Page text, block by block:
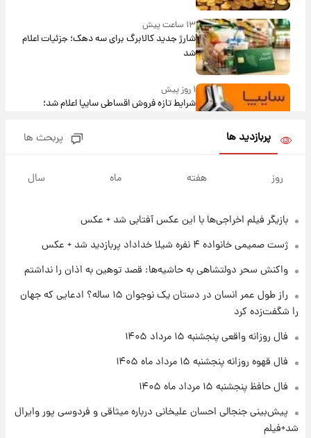
۱۳ ساعت پیش
شارژ جدید کالابرگ برای سه دهک؛ جزئیات اعلام
شد
۱ روز پیش
شرایط تازه فروش اقساطی سایپا اعلام شد؛
قیمت سکه و طلا فردا
۱۹ ساعت پیش
فال قهوه روزانه پنجشنبه ۱۵ مرداد ماه ۱۴۰۵
فال روزانه واقعی پنجشنبه ۱۵ مرداد ۱۴۰۵
۱ روز پیش
پربازدید ها پربحث ها
روز هفته ماه سال
بازیگر فیلم اخراجی‌ها با این عکس آفتابی شد + عکس
ژست صمیمی خانواده ۴ نفره شیلا خداداد پربازدید شد + عکس
واکنش سحر دولتشاهی به حاشیه‌ها: قصد توهین به اذان را نداشتم
راز طول عمر انسان در دستان یک نوجوان ۱۵ ساله؟ ادعایی که جهان
را شگفت‌زده کرد
فال روزانه واقعی پنجشنبه ۱۵ مرداد ۱۴۰۵
فال قهوه روزانه پنجشنبه ۱۵ مرداد ماه ۱۴۰۵
فال حافظ پنجشنبه ۱۵ مرداد ماه ۱۴۰۵
پیش‌بینی جنجالی احسان علیخانی درباره میثاقی و فردوسی پور وایرال
شد+فیلم